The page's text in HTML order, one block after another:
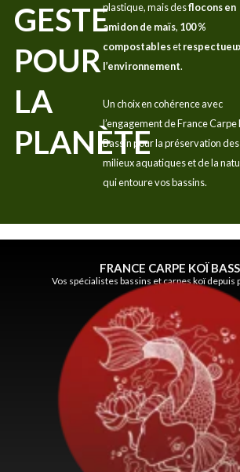
GESTE
POUR
LA
PLANÈTE
plastique, mais desflocons en
amidon de maïs, 100 %
compostableset
l’environnement.
Un choix en cohérence avec
l’engagement de France Carpe
Bassin pour la préservation des
milieux aquatiques et de la
qui entoure vos bassins.
FRANCE CARPE KOÏ
Vos spécialistes bassins et carpes koï depuis